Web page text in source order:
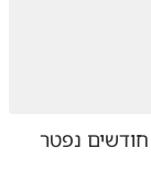
תינוק בן 7 חודשים נפטר